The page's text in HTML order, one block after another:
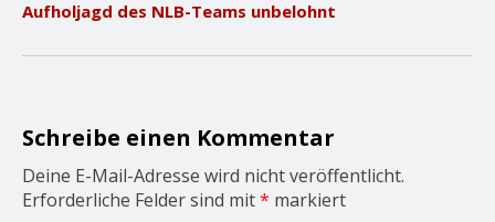
i
o
n
Aufholjagd des NLB-Teams unbelohnt
Schreibe einen Kommentar
Deine E-Mail-Adresse wird nicht veröffentlicht.
Erforderliche Felder sind mit* markiert